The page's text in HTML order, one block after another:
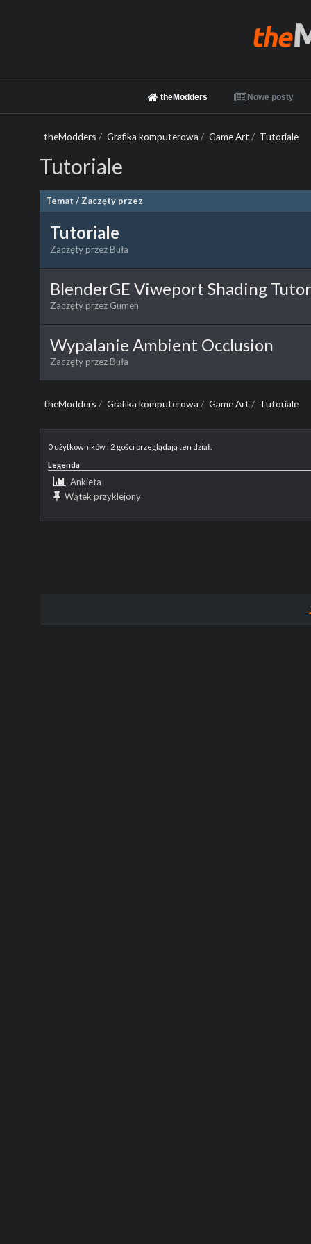
theModders Nowe posty
theModders / Grafika komputerowa / Game Art / Tutoriale
Tutoriale
Temat / Zaczęty przez
Tutoriale
Zaczęty przezBuła
BlenderGE Viweport Shading
Zaczęty przez Gumen
Wypalanie Ambient Occlusion
Zaczęty przez Buła
theModders / Grafika komputerowa / Game Art / Tutoriale
0 użytkowników i 2 gości przeglądają ten dział.
Legenda
Ankieta
Wątek przyklejony